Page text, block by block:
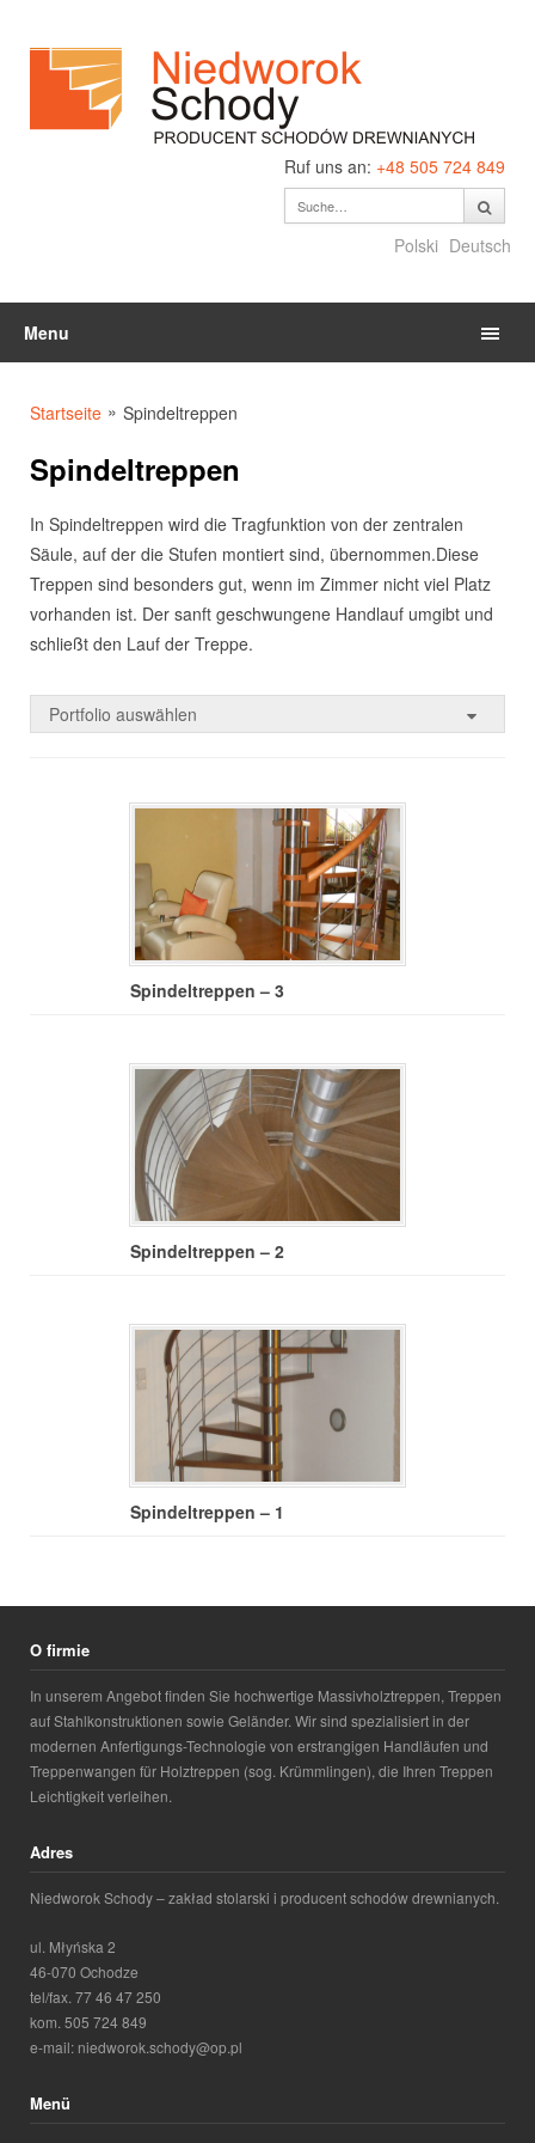
Ruf uns an: +48 505 724 849
Polski Deutsch
Menu
Startseite » Spindeltreppen
Spindeltreppen
In Spindeltreppen wird die Tragfunktion von der zentralen
Säule, auf der die Stufen montiert sind, übernommen.Diese
Treppen sind besonders gut, wenn im Zimmer nicht viel Platz
vorhanden ist. Der sanft geschwungene Handlauf umgibt und
schließt den Lauf der Treppe.
Portfolio auswählen
Spindeltreppen – 3
Spindeltreppen – 2
Spindeltreppen – 1
O firmie
In unserem Angebot finden Sie hochwertige Massivholztreppen, Treppen
auf Stahlkonstruktionen sowie Geländer. Wir sind spezialisiert in der
modernen Anfertigungs-Technologie von erstrangigen Handläufen und
Treppenwangen für Holztreppen (sog. Krümmlingen), die Ihren Treppen
Leichtigkeit verleihen.
Adres
Niedworok Schody – zakład stolarski i producent schodów drewnianych.
ul. Młyńska 2
46-070 Ochodze
tel/fax. 77 46 47 250
kom. 505 724 849
e-mail: niedworok.schody@op.pl
Menü